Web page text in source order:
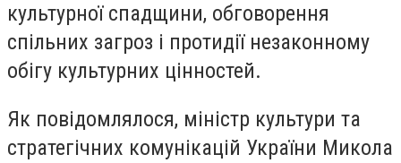
культурної спадщини, обговорення
спільних загроз і протидії незаконному
обігу культурних цінностей.
Як повідомлялося, міністр культури та
стратегічних комунікацій України Микола